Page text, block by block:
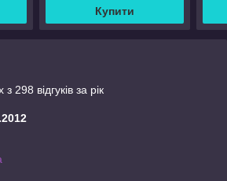
Купити
298 відгуків за рік